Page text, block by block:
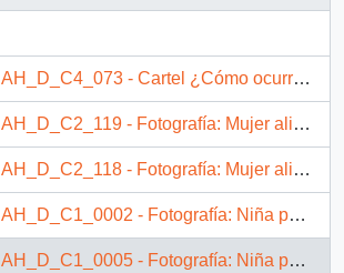
AH_D_C4_073 - Cartel ¿Cómo ocurre el crecimiento?
AH_D_C2_119 - Fotografía: Mujer alimentando a un infante
AH_D_C2_118 - Fotografía: Mujer alimentando a una niña
AH_D_C1_0002 - Fotografía: Niña pequeña acostada en una cama
AH_D_C1_0005 - Fotografía: Niña pequeña acostada en una cama.